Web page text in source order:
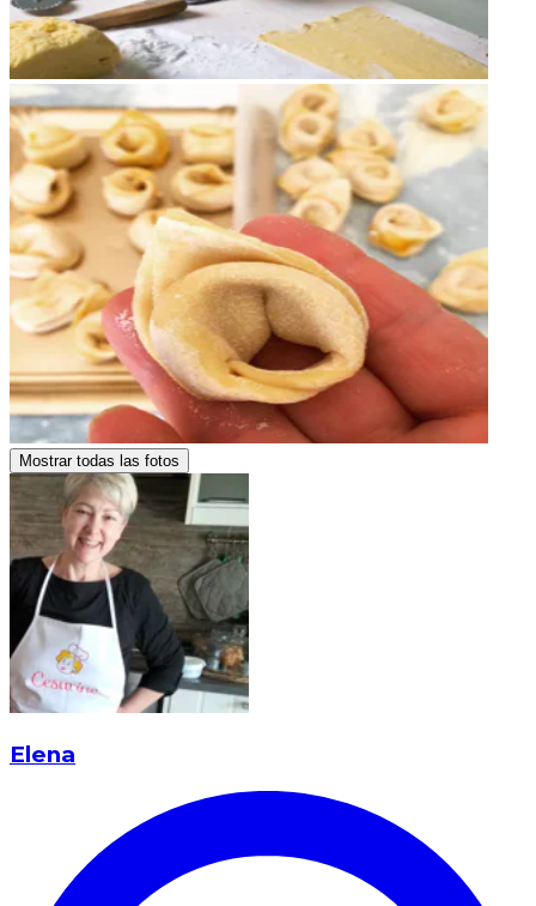
Mostrar todas las fotos
Elena